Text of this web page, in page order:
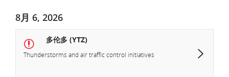
8月 6, 2026
多伦多 (YTZ)
Thunderstorms and air traffic control initiatives